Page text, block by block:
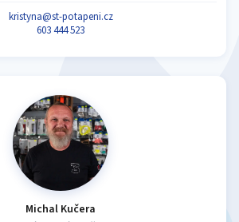
kristyna@st-potapeni.cz
603 444 523
Michal Kučera